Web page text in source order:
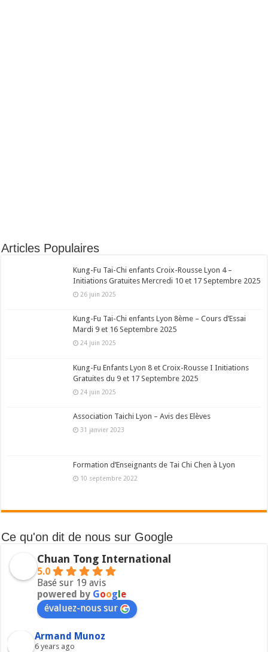
Articles Populaires
Kung-Fu Tai-Chi enfants Croix-Rousse Lyon 4 –
Initiations Gratuites Mercredi 10 et 17 Septembre 2025
26 juin 2025
Kung-Fu Tai-Chi enfants Lyon 8ème – Cours d’Essai
Mardi 9 et 16 Septembre 2025
24 juin 2025
Kung-Fu Enfants Lyon 8 et Croix-Rousse I Initiations
Gratuites du 9 et 17 Septembre 2025
24 juin 2025
Association Taichi Lyon – Avis des Elèves
31 janvier 2023
Formation d’Enseignants de Tai Chi Chen à Lyon
10 septembre 2022
Ce qu'on dit de nous sur Google
Chuan Tong International
5.0
Basé sur 19 avis
powered by Google
évaluez-nous sur
Armand Munoz
6 years ago